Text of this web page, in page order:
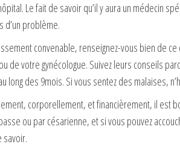
Le fait de savoir qu’il y aura un médecin
d’un problème.
convenable, renseignez-vous bien de
de votre gynécologue. Suivez leurs conseils
long des 9mois. Si vous sentez des malaises,
corporellement, et financièrement, il est
ou par césarienne, et si vous pouvez
savoir.